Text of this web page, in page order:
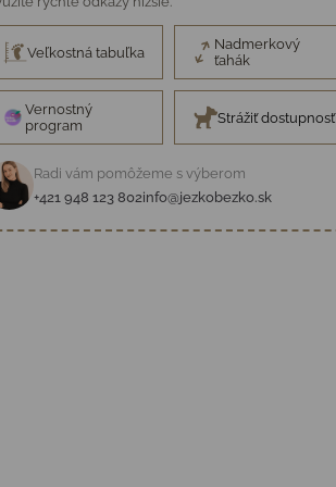
Veľkostná tabuľka
Nadmerkový
ťahák
Vernostný
program
Strážiť dostupnosť
Radi vám pomôžeme s výberom
+421 948 123 802info@jezkobezko.sk